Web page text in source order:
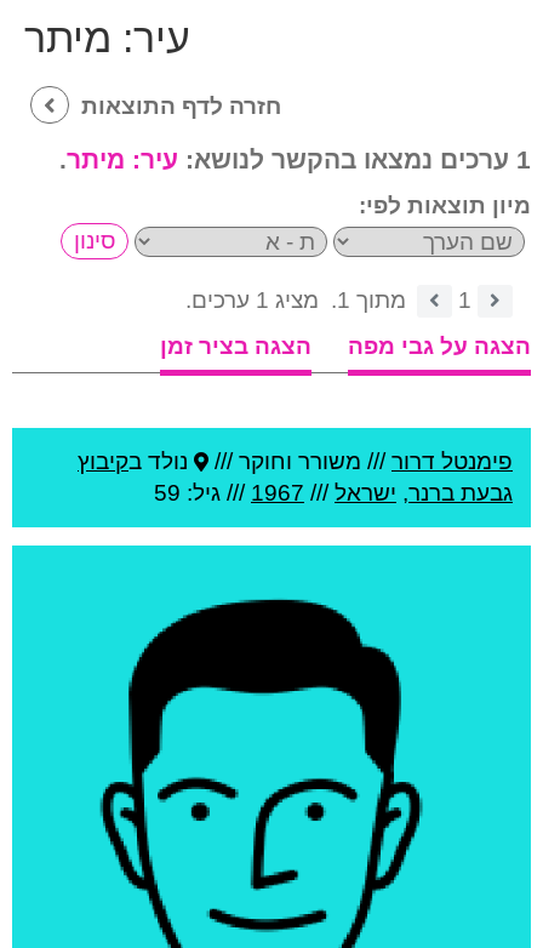
עיר: מיתר
חזרה לדף התוצאות
1 ערכים נמצאו בהקשר לנושא: עיר: מיתר.
מיון תוצאות לפי:
1 מתוך 1.
מציג 1 ערכים.
הצגה על גבי מפה
הצגה בציר זמן
פימנטל דרור/// משורר וחוקר /// נולד בקיבוץ
גבעת ברנר, ישראל///
1967 /// גיל: 59